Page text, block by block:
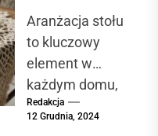
funkcjonalność i
naturalne
materiały,...
będzie lepszy
do Twojego
wnętrza?
Aranżacja stołu
to kluczowy
element w
każdym domu,
który nie tylko
ma funkcję
Redakcja
12 Grudnia, 2024